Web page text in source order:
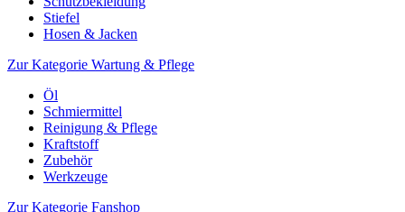
Stiefel
Hosen & Jacken
Zur Kategorie Wartung & Pflege
Öl
Schmiermittel
Reinigung & Pflege
Kraftstoff
Zubehör
Werkzeuge
Zur Kategorie Fanshop